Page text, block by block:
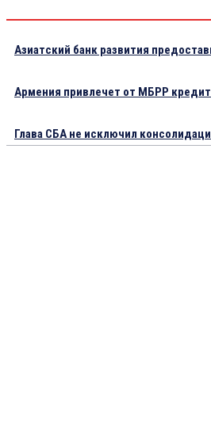
Азиатский банк развития
Армения привлечет от МБРР
Глава СБА не исключил